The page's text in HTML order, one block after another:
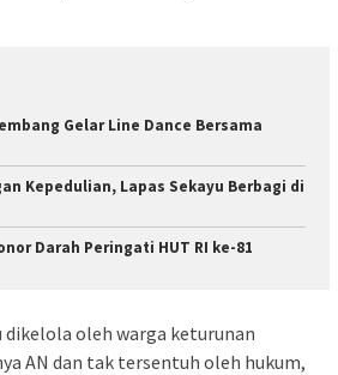
Gelar Line Dance Bersama
Kepedulian, Lapas Sekayu Berbagi di
Darah Peringati HUT RI ke-81
oleh warga keturunan
AN dan tak tersentuh oleh hukum,